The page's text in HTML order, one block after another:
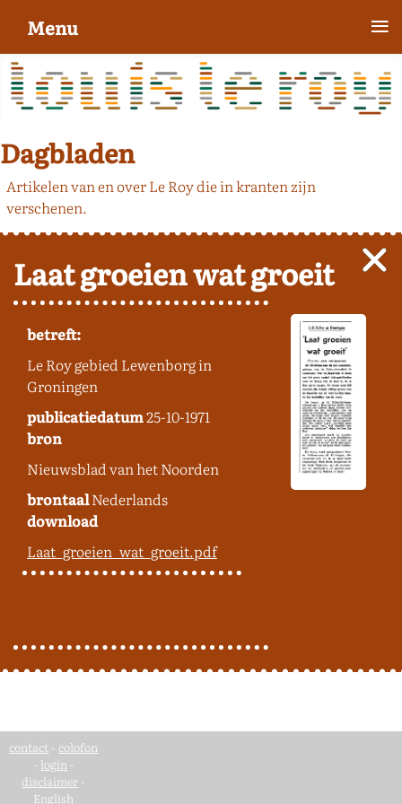
Dagbladen
Artikelen van en over Le Roy die in kranten zijn
verschenen.
Laat groeien wat groeit
betreft:
Le Roy gebied Lewenborg in
Groningen
publicatiedatum25-10-1971
bron
Nieuwsblad van het Noorden
brontaalNederlands
download
Laat_groeien_wat_groeit.pdf
contact - colofon
- login -
disclaimer -
English
Menu ≡